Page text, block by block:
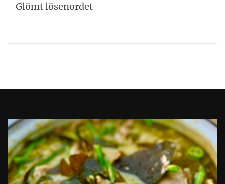
Glömt lösenordet